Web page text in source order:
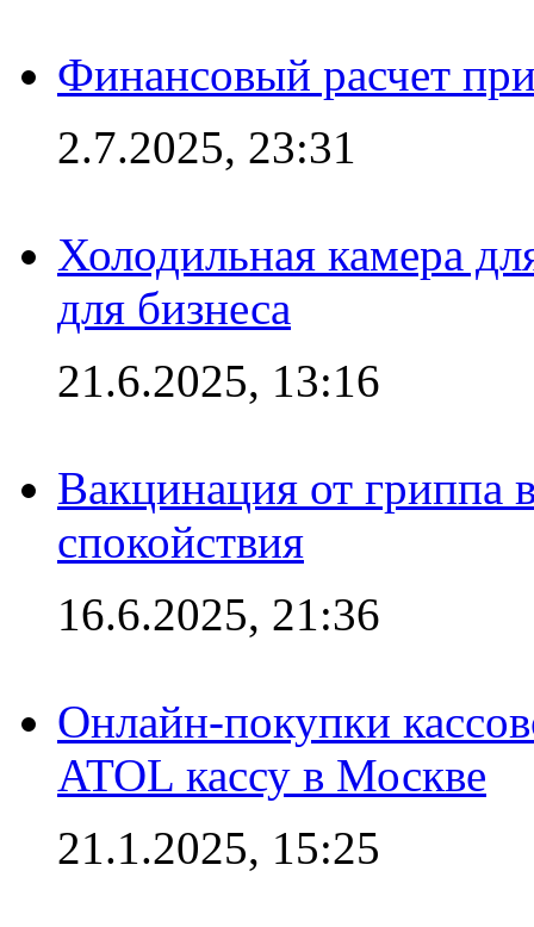
Финансовый расчет
2.7.2025, 23:31
Холодильная камера
для бизнеса
21.6.2025, 13:16
Вакцинация от гриппа
спокойствия
16.6.2025, 21:36
Онлайн-покупки
ATOL кассу в Москве
21.1.2025, 15:25